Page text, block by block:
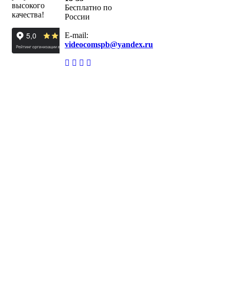
высокого
качества!
Бесплатно по
России
E-mail:
videocomspb@yandex.ru